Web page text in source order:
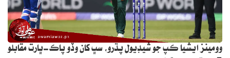
وومينز ايشيا ڪپ جو شيڊيول پڌرو، سڀ کان وڏو پاڪ-ڀارت مقابلو